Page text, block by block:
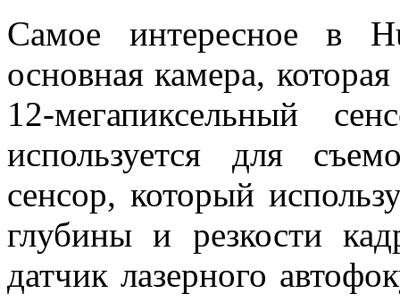
Самое интересное в
основная камера,
12-мегапиксельный
используется для
сенсор, который
глубины и резкости
датчик лазерного